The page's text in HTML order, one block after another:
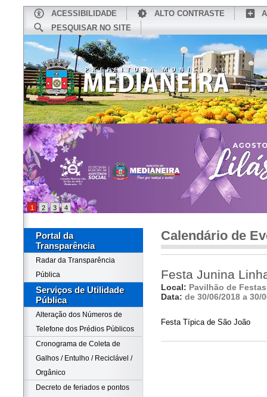
ACESSIBILIDADE ALTO CONTRASTE
PESQUISAR NO SITE
CONHEÇA MEDIANEIRA
1 2 3 4
Portal da
Transparência
Radar da Transparência
Pública
Serviços de Utilidade
Pública
Alteração dos Números de
Telefone dos Prédios Públicos
Cronograma de Coleta de
Galhos / Entulho / Reciclável /
Orgânico
Decreto de feriados e pontos
Calendário de
Festa Junina
Local: Pavilhão de
Data: de 30/06/2018 a 30/
Festa Típica de São João